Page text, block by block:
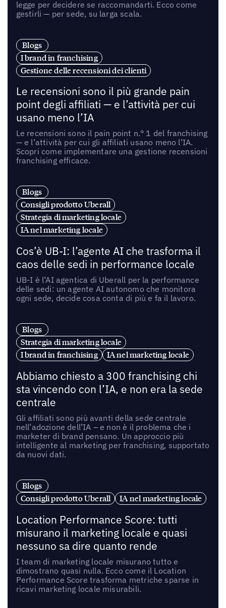
legge per decidere se raccomandarti. Ecco come
gestirli — per sede, su larga scala.
Blogs
I brand in franchising
Gestione delle recensioni dei clienti
Le recensioni sono il più grande pain
point degli affiliati — e l’attività per cui
usano meno l’IA
Le recensioni sono il pain point n.° 1 del franchising
— e l’attività per cui gli affiliati usano meno l’IA.
Scopri come implementare una gestione recensioni
franchising efficace.
Blogs
Consigli prodotto Uberall
Strategia di marketing locale
IA nel marketing locale
Cos’è UB-I: l’agente AI che trasforma il
caos delle sedi in performance locale
UB-I è l’AI agentica di Uberall per la performance
delle sedi: un agente AI autonomo che monitora
ogni sede, decide cosa conta di più e fa il lavoro.
Blogs
Strategia di marketing locale
I brand in franchising
IA nel marketing locale
Abbiamo chiesto a 300 franchising chi
sta vincendo con l’IA, e non era la sede
centrale
Gli affiliati sono più avanti della sede centrale
nell’adozione dell’IA – e non è il problema che i
marketer di brand pensano. Un approccio più
intelligente al marketing per franchising, supportato
da nuovi dati.
Blogs
Consigli prodotto Uberall
IA nel marketing locale
Location Performance Score: tutti
misurano il marketing locale e quasi
nessuno sa dire quanto rende
I team di marketing locale misurano tutto e
dimostrano quasi nulla. Ecco come il Location
Performance Score trasforma metriche sparse in
ricavi marketing locale misurabili.